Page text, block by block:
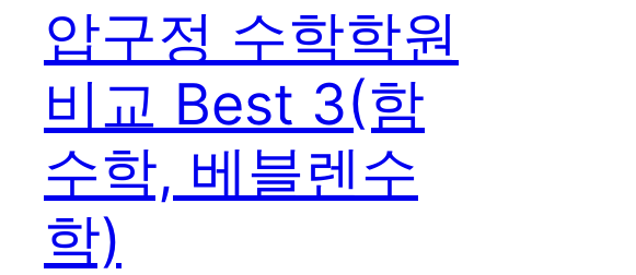
압구정 수학학원
비교 Best 3(함
수학, 베블렌수
학)